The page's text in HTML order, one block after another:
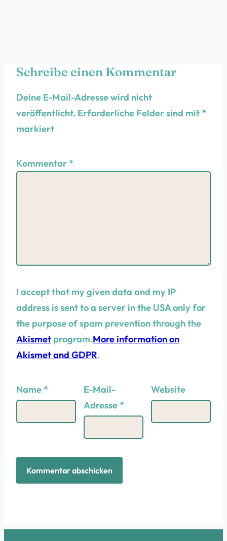
Schreibe einen Kommentar
Deine E-Mail-Adresse wird nicht
veröffentlicht. Erforderliche Felder sind mit *
markiert
Kommentar *
I accept that my given data and my IP
address is sent to a server in the USA only for
the purpose of spam prevention through the
Akismet program.More information on
Akismet and GDPR.
Name *
E-Mail-
Adresse *
Website